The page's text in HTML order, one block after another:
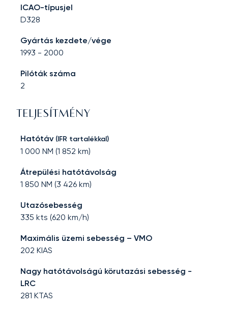
ICAO-típusjel
D328
Gyártás kezdete/vége
1993 - 2000
Pilóták száma
2
TELJESÍTMÉNY
Hatótáv(IFR tartalékkal)
1 000 NM (1 852 km)
Átrepülési hatótávolság
1 850 NM (3 426 km)
Utazósebesség
335 kts (620 km/h)
Maximális üzemi sebesség – VMO
202 KIAS
Nagy hatótávolságú körutazási sebesség -
LRC
281 KTAS